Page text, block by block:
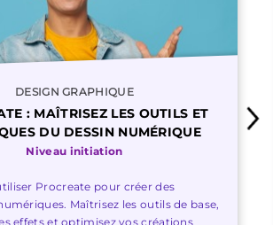
DESIGN GRAPHIQUE
: MAÎTRISEZ LES OUTILS ET
DU DESSIN NUMÉRIQUE
Niveau initiation
Procreate pour créer des
Maîtrisez les outils de base,
effets et optimisez vos créations